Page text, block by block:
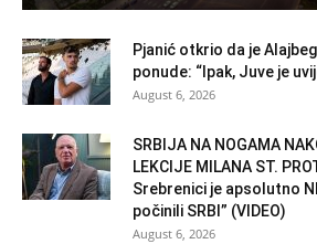
Pjanić otkrio da je
ponude: “Ipak, Juve je
August 6, 2026
SRBIJA NA NOGAMA
LEKCIJE MILANA ST.
Srebrenici je apsolutno
počinili SRBI” (VIDEO)
August 6, 2026